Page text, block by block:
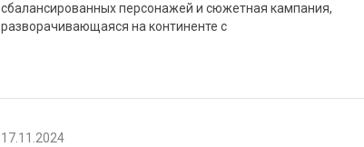
сбалансированных персонажей и сюжетная кампания,
разворачивающаяся на континенте с
17.11.2024